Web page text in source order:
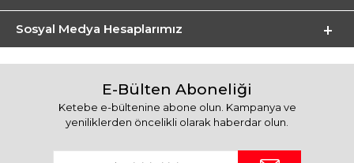
Sosyal Medya Hesaplarımız
E-Bülten Aboneliği
Ketebe e-bültenine abone olun. Kampanya ve
yeniliklerden öncelikli olarak haberdar olun.